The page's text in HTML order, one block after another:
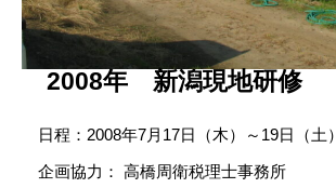
2008年 新潟現地研修
日程：2008年7月17日（木）～19日（土）
企画協力： 高橋周衛税理士事務所